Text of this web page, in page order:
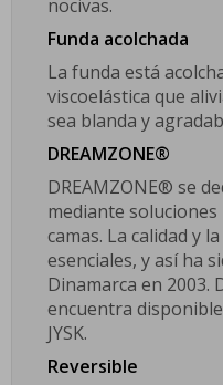
nocivas.
Funda acolchada
La funda está
viscoelástica que
sea blanda y
DREAMZONE®
DREAMZONE® se
mediante
camas. La calidad y
esenciales, y así ha
Dinamarca en 2003.
encuentra
JYSK.
Reversible